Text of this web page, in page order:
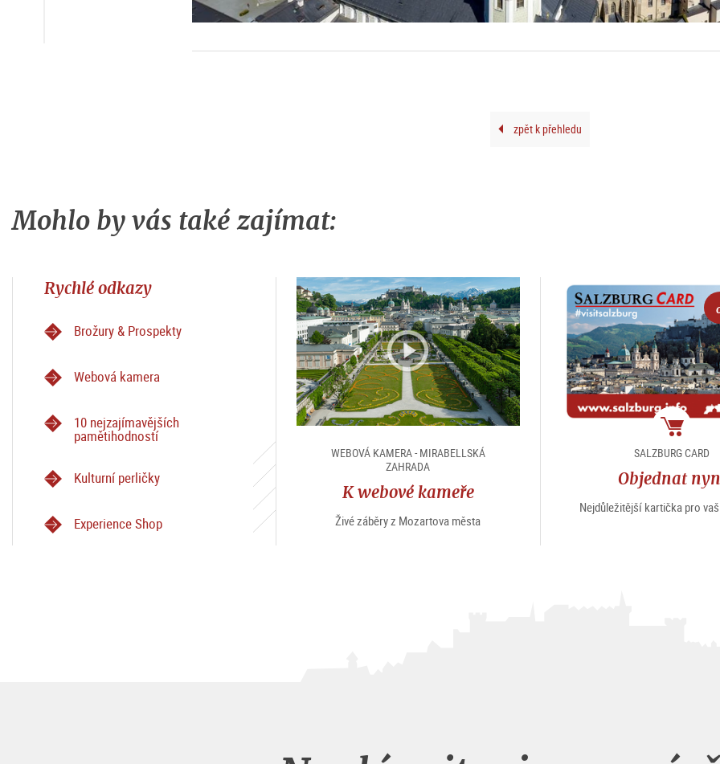
zpět k přehledu
Mohlo by vás také zajímat:
Rychlé odkazy
Brožury & Prospekty
Webová kamera
10 nejzajímavějších
pamětihodností
Kulturní perličky
Experience Shop
WEBOVÁ KAMERA - MIRABELLSKÁ
ZAHRADA
K webové kameře
Živé záběry z Mozartova města
package
SALZBURG CARD
Objednat
Nejdůležitější kartička pro